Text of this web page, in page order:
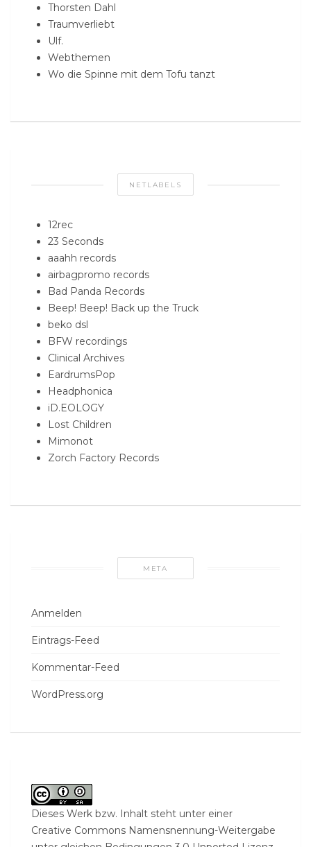
Thorsten Dahl
Traumverliebt
Ulf.
Webthemen
Wo die Spinne mit dem Tofu tanzt
NETLABELS
12rec
23 Seconds
aaahh records
airbagpromo records
Bad Panda Records
Beep! Beep! Back up the Truck
beko dsl
BFW recordings
Clinical Archives
EardrumsPop
Headphonica
iD.EOLOGY
Lost Children
Mimonot
Zorch Factory Records
META
Anmelden
Eintrags-Feed
Kommentar-Feed
WordPress.org
Dieses Werk bzw. Inhalt steht unter einer
Creative Commons Namensnennung-Weitergabe